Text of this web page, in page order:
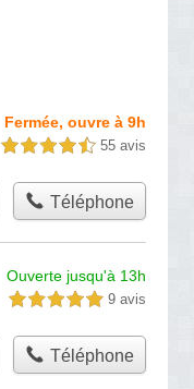
Fermée, ouvre à 9h
4,5 étoiles sur 5 55 avis
Téléphone
Ouverte jusqu'à 13h
5,0 étoiles sur 5 9 avis
Téléphone